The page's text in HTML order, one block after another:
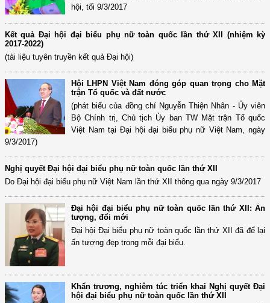
hội, tối 9/3/2017
Kết quả Đại hội đại biểu phụ nữ toàn quốc lần thứ XII (nhiệm kỳ
2017-2022)
(tài liệu tuyên truyền kết quả Đại hội)
Hội LHPN Việt Nam đóng góp quan trọng cho Mặt
trận Tổ quốc và đất nước
(phát biểu của đồng chí Nguyễn Thiện Nhân - Ủy viên
Bộ Chính trị, Chủ tịch Ủy ban TW Mặt trận Tổ quốc
Việt Nam tại Đại hội đại biểu phụ nữ Việt Nam, ngày
9/3/2017)
Nghị quyết Đại hội đại biểu phụ nữ toàn quốc lần thứ XII
Do Đại hội đại biểu phụ nữ Việt Nam lần thứ XII thông qua ngày 9/3/2017
Đại hội đại biểu phụ nữ toàn quốc lần thứ XII: Ấn
tượng, đổi mới
Đại hội Đại biểu phụ nữ toàn quốc lần thứ XII đã để lại
ấn tượng đẹp trong mỗi đại biểu.
Khẩn trương, nghiêm túc triển khai Nghị quyết Đại
hội đại biểu phụ nữ toàn quốc lần thứ XII